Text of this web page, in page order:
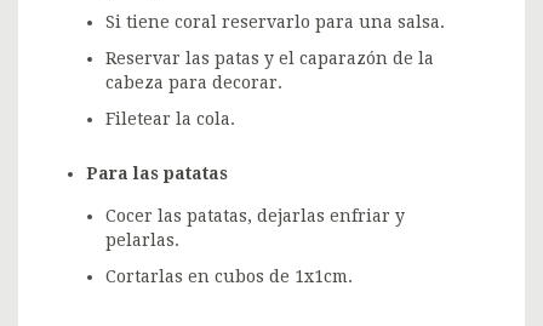
Si tiene coral reservarlo para una salsa.
Reservar las patas y el caparazón de la
cabeza para decorar.
Filetear la cola.
Para las patatas
Cocer las patatas, dejarlas enfriar y
pelarlas.
Cortarlas en cubos de 1x1cm.